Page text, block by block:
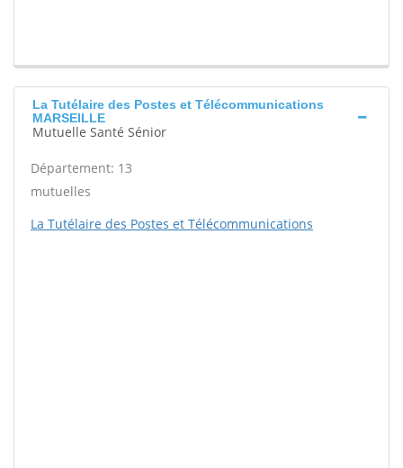
La Tutélaire des Postes et Télécommunications
MARSEILLE
Mutuelle Santé Sénior
Département: 13
mutuelles
La Tutélaire des Postes et Télécommunications